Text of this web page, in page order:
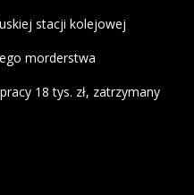
stacji kolejowej
morderstwa
18 tys. zł, zatrzymany